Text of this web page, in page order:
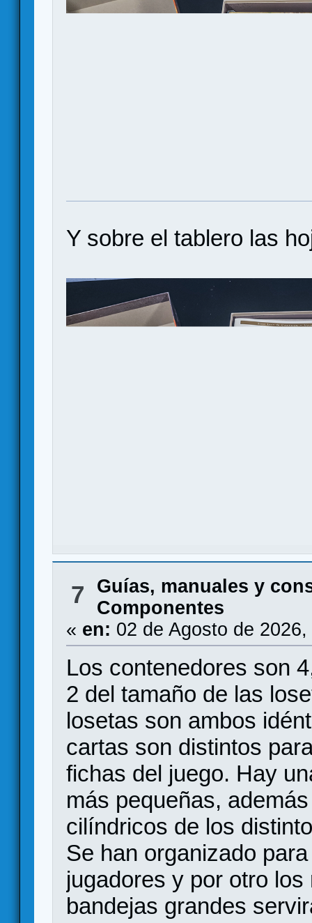
Y sobre el tablero las
7
Guías, manuales y
Componentes
« en: 02 de Agosto de
Los contenedores son
2 del tamaño de las
losetas son ambos
cartas son distintos
fichas del juego. Hay
más pequeñas,
cilíndricos de los
Se han organizado
jugadores y por otro
bandejas grandes